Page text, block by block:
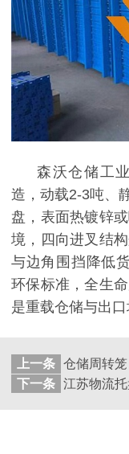
森沃仓储工
造，动载2-3吨、
盘，表面热镀锌
境，四向进叉结
与边角围挡降低
环保标准，全生
是重载仓储与出口
上一条
下一条 江苏物流托